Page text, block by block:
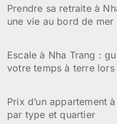
Prendre sa retraite à
une vie au bord de mer
Escale à Nha Trang :
votre temps à terre lors
Prix d’un appartement
par type et quartier